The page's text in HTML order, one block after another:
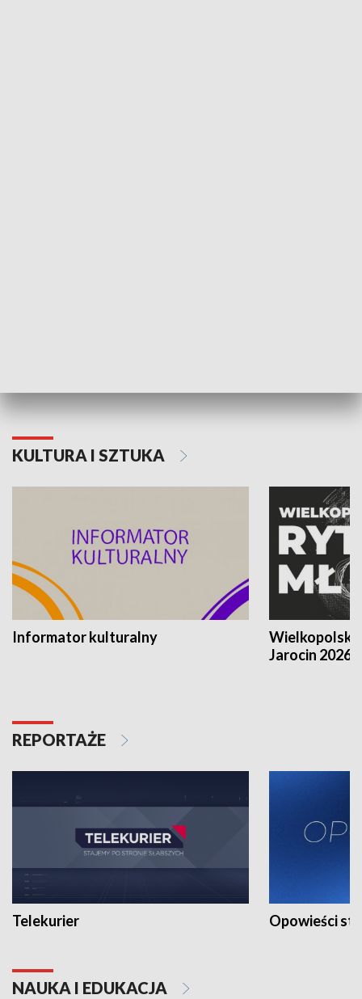
KULTURA I SZTUKA
Informator kulturalny
Jarocin 2026
REPORTAŻE
Telekurier Opowieści
NAUKA I EDUKACJA